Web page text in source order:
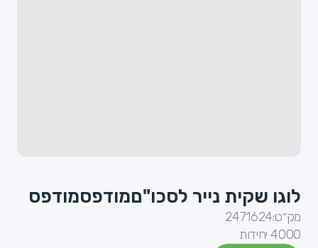
לוגו שקית נייר לסכו"םמודפסמודפס
מק״ט:2471624
4000 יחידות